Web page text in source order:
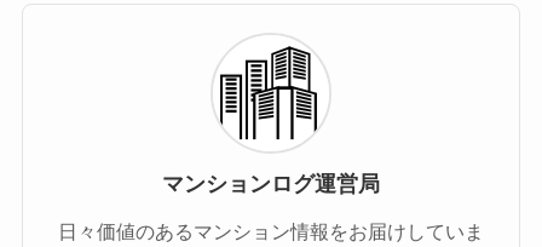
マンションログ運営局
日々価値のあるマンション情報をお届けしていま